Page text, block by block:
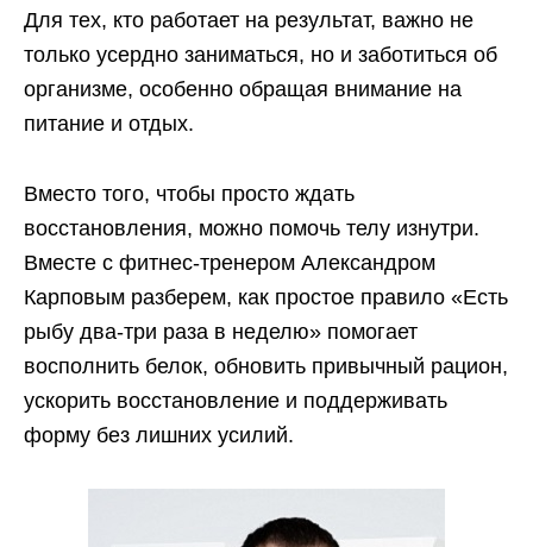
Для тех, кто работает на результат, важно не
только усердно заниматься, но и заботиться об
организме, особенно обращая внимание на
питание и отдых.
Вместо того, чтобы просто ждать
восстановления, можно помочь телу изнутри.
Вместе с фитнес-тренером Александром
Карповым разберем, как простое правило «Есть
рыбу два-три раза в неделю» помогает
восполнить белок, обновить привычный рацион,
ускорить восстановление и поддерживать
форму без лишних усилий.